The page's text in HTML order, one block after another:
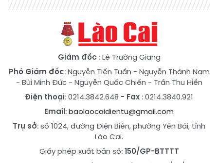
Giám đốc : Lê Trường Giang
Phó Giám đốc:Nguyễn Tiến Tuấn - Nguyễn Thành Nam
- Bùi Minh Đức- Nguyễn Quốc Chiến - Trần Thu Hiền
Điện thoại: 0214.3842.648 - Fax : 0214.3840.921
Email:baolaocaidientu@gmail.com
Trụ sở: số 1024, đường Điện Biên, phường Yên Bái, tỉnh
Lào Cai.
Giấy phép xuất bản số:150/GP-BTTTT